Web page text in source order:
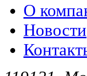
О
Новости